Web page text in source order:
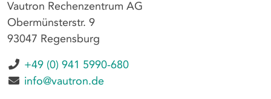
Vautron Rechenzentrum AG
Obermünsterstr. 9
93047 Regensburg
+49 (0) 941 5990-680
info@vautron.de